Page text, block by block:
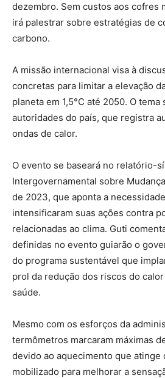
dezembro. Sem custos aos cofres
irá palestrar sobre estratégias de
carbono.
A missão internacional visa à
concretas para limitar a elevação
planeta em 1,5°C até 2050. O
autoridades do país, que registra
ondas de calor.
O evento se baseará no relatório-
Intergovernamental sobre
de 2023, que aponta a
intensificaram suas ações contra
relacionadas ao clima. Guti
definidas no evento guiarão o
do programa sustentável que
prol da redução dos riscos do
saúde.
Mesmo com os esforços da
termômetros marcaram máximas
devido ao aquecimento que atinge
mobilizado para melhorar a